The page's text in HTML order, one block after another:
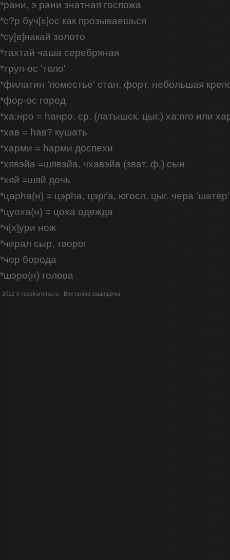
*рани, э рани знатная госпожа
*с?р буч[х]ос как прозываешься
*су[в]накай золото
*тахтай чаша серебряная
*труп-ос 'тело'
*филатин 'поместье' стан, форт, небольшая
*фор-ос город
*ха:нро = hанро, ср. (латышск. цыг.) xa:nro или
*хав = hав? кушать
*харми = hарми доспехи
*хявэйа =шявэйа, чхавэйа (зват. ф.) сын
*хяй =шяй дочь
*царhа(н) = цэрhа, цэрґа, югосл. цыг. чера 'шатер'
*цуоха(н) = цоха одежда
*ч[х]ури нож
*чирал сыр, творог
*чор борода
*шэро(н) голова
2012 © russkaroma.ru - Все права защищены.